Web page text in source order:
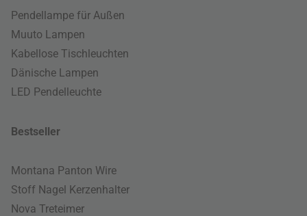
Pendellampe für Außen
Muuto Lampen
Kabellose Tischleuchten
Dänische Lampen
LED Pendelleuchte
Bestseller
Montana Panton Wire
Stoff Nagel Kerzenhalter
Nova Treteimer